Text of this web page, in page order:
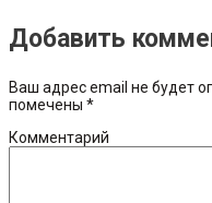
Добавить
Ваш адрес email не будет
помечены *
Комментарий